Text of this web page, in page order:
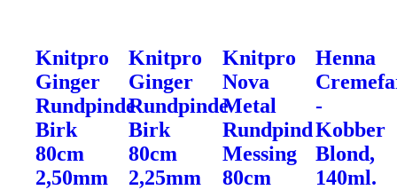
Knitpro
Ginger
Rundpinde
Birk
80cm
2,50mm
Knitpro
Ginger
Rundpinde
Birk
80cm
2,25mm
Knitpro
Nova
Metal
Rundpind
Messing
80cm
Henna
-
Kobber
Blond,
140ml.